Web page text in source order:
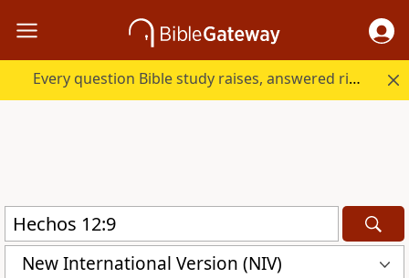
Every question Bible study raises, answered right here.
New International Version (NIV)